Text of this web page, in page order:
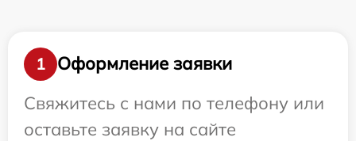
1
Оформление заявки
Свяжитесь с нами по телефону или
оставьте заявку на сайте